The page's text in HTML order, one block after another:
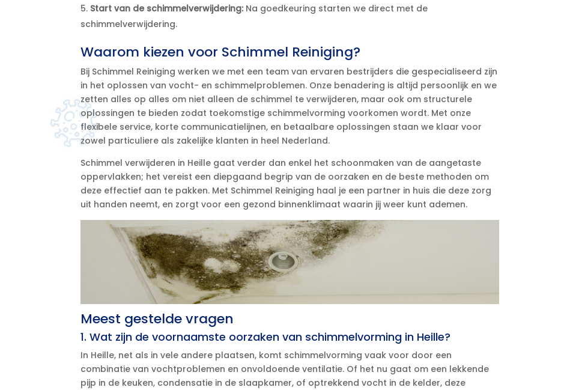
Start van de schimmelverwijdering: Na goedkeuring starten we direct met de
schimmelverwijdering.​
Waarom kiezen voor Schimmel Reiniging?
Bij Schimmel Reiniging werken we met een team van ervaren bestrijders die gespecialiseerd zijn
in het oplossen van vocht- en schimmelproblemen.​ Onze benadering is altijd persoonlijk en we
zetten alles op alles om niet alleen de schimmel te verwijderen, maar ook om structurele
oplossingen te bieden zodat toekomstige schimmelvorming voorkomen wordt.​ Met onze
flexibele service, korte communicatielijnen, en betaalbare oplossingen staan we klaar voor
zowel particuliere als zakelijke klanten in heel Nederland.​
Schimmel verwijderen in Heille gaat verder dan enkel het schoonmaken van de aangetaste
oppervlakken; het vereist een diepgaand begrip van de oorzaken en de beste methoden om
deze effectief aan te pakken.​ Met Schimmel Reiniging haal je een partner in huis die deze zorg
uit handen neemt, en zorgt voor een gezond binnenklimaat waarin jij weer kunt ademen.​
Meest gestelde vragen
1.​ Wat zijn de voornaamste oorzaken van schimmelvorming in Heille?
In Heille, net als in vele andere plaatsen, komt schimmelvorming vaak voor door een
combinatie van vochtproblemen en onvoldoende ventilatie.​ Of het nu gaat om een lekkende
pijp in de keuken, condensatie in de slaapkamer, of optrekkend vocht in de kelder, deze